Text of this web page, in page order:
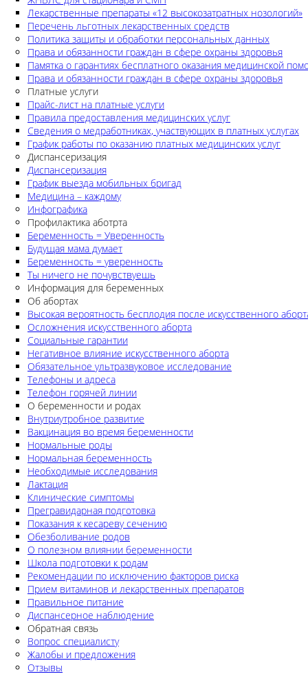
Лекарственные препараты «12 высокозатратных нозологий»
Перечень льготных лекарственных средств
Политика защиты и обработки персональных данных
Права и обязанности граждан в сфере охраны здоровья
Памятка о гарантиях бесплатного оказания медицинской
Права и обязанности граждан в сфере охраны здоровья
Платные услуги
Прайс-лист на платные услуги
Правила предоставления медицинских услуг
Сведения о медработниках, участвующих в платных услугах
График работы по оказанию платных медицинских услуг
Диспансеризация
Диспансеризация
График выезда мобильных бригад
Медицина – каждому
Инфографика
Профилактика аботрта
Беременность = Уверенность
Будущая мама думает
Беременность = уверенность
Ты ничего не почувствуешь
Информация для беременных
Об абортах
Высокая вероятность бесплодия после искусственного
Осложнения искусственного аборта
Социальные гарантии
Негативное влияние искусственного аборта
Обязательное ультразвуковое исследование
Телефоны и адреса
Телефон горячей линии
О беременности и родах
Внутриутробное развитие
Вакцинация во время беременности
Нормальные роды
Нормальная беременность
Необходимые исследования
Лактация
Клинические симптомы
Прегравидарная подготовка
Показания к кесареву сечению
Обезболивание родов
О полезном влиянии беременности
Школа подготовки к родам
Рекомендации по исключению факторов риска
Прием витаминов и лекарственных препаратов
Правильное питание
Диспансерное наблюдение
Обратная связь
Вопрос специалисту
Жалобы и предложения
Отзывы